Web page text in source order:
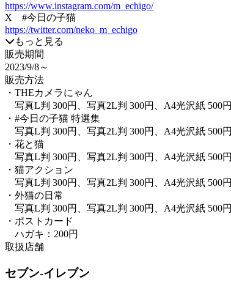
https://www.instagram.com/m_echigo/
X #今日の子猫
https://twitter.com/neko_m_echigo
もっと見る
販売期間
2023/9/8～
販売方法
・THEカメラにゃん
写真L判 300円、写真2L判 300円、A4光沢紙 500円
・#今日の子猫 特選集
写真L判 300円、写真2L判 300円、A4光沢紙 500円
・花と猫
写真L判 300円、写真2L判 300円、A4光沢紙 500円
・猫アクション
写真L判 300円、写真2L判 300円、A4光沢紙 500円
・外猫の日常
写真L判 300円、写真2L判 300円、A4光沢紙 500円
・ポストカード
ハガキ：200円
取扱店舗
セブン-イレブン